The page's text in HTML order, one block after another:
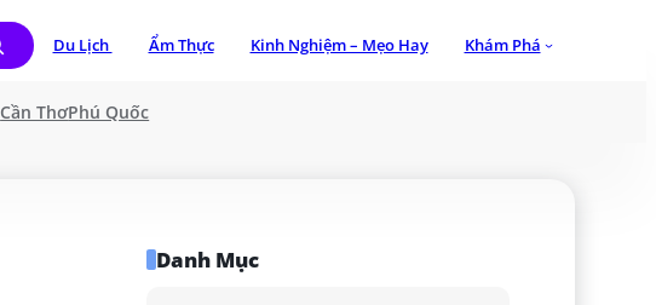
Du Lịch Ẩm Thực Kinh Nghiệm – Mẹo Hay Khám Phá
Cần ThơPhú Quốc
Danh Mục